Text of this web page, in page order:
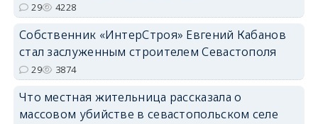
29 4228
Собственник «ИнтерСтроя» Евгений Кабанов
стал заслуженным строителем Севастополя
29 3874
Что местная жительница рассказала о
массовом убийстве в севастопольском селе